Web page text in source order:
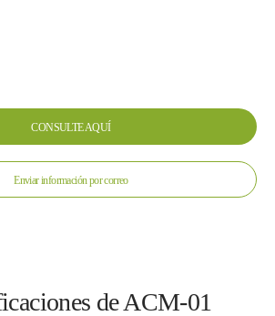
CONSULTE AQUÍ
Enviar información por correo
de ACM-01